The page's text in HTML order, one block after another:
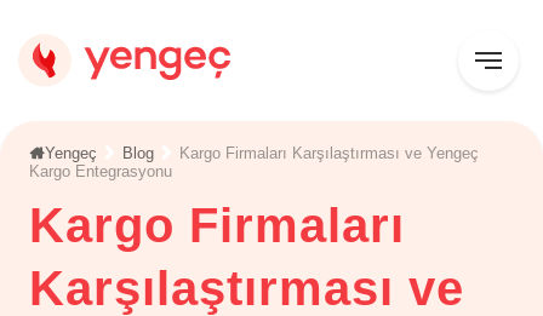
Yengeç Blog
Kargo Firmaları Karşılaştırması ve Yengeç
Kargo Entegrasyonu
Kargo Firmaları
Karşılaştırması ve